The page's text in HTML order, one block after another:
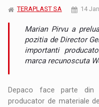
TERAPLAST SA 14
Marian Pirvu a
pozitia de Director
importanti
marca recunoscuta
Depaco face parte din
producator de materiale